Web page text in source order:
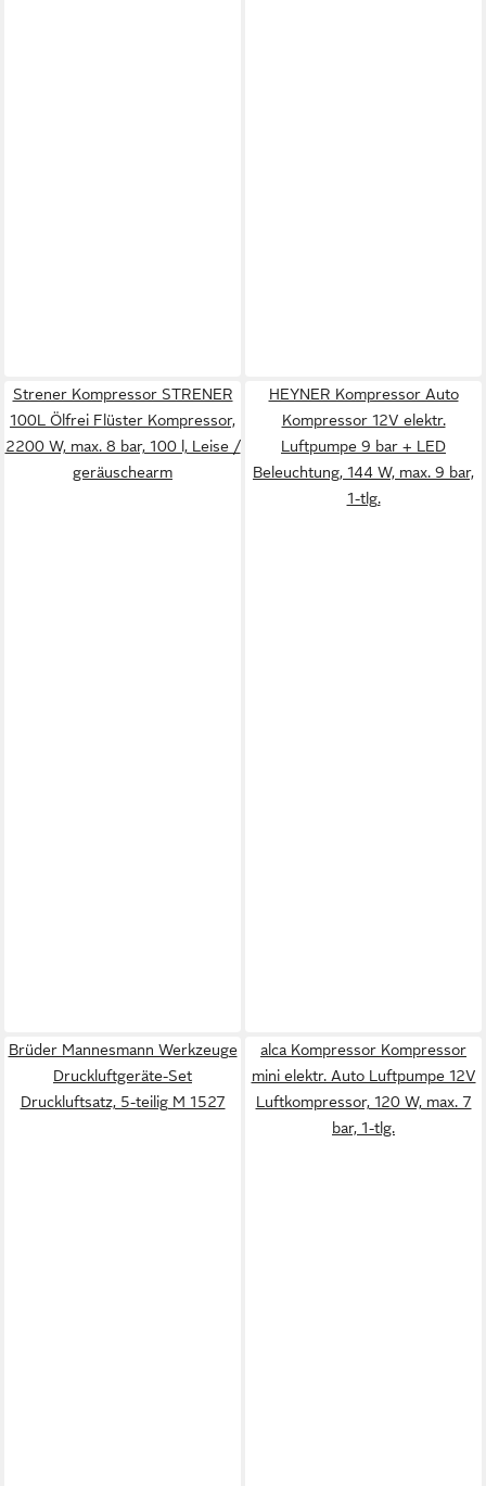
Strener Kompressor STRENER
100L Ölfrei Flüster Kompressor,
2200 W, max. 8 bar, 100 l, Leise /
geräuschearm
HEYNER Kompressor Auto
Kompressor 12V elektr.
Luftpumpe 9 bar + LED
Beleuchtung, 144 W, max. 9 bar,
1-tlg.
Brüder Mannesmann Werkzeuge
Druckluftgeräte-Set
Druckluftsatz, 5-teilig M 1527
alca Kompressor Kompressor
mini elektr. Auto Luftpumpe 12V
Luftkompressor, 120 W, max. 7
bar, 1-tlg.